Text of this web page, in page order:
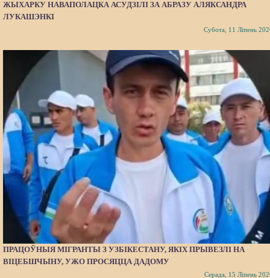
ЖЫХАРКУ НАВАПОЛАЦКА АСУДЗІЛІ ЗА АБРАЗУ АЛЯКСАНДРА
ЛУКАШЭНКІ
Субота, 11 Ліпень
ПРАЦОЎНЫЯ МІГРАНТЫ З УЗБІКЕСТАНУ, ЯКІХ ПРЫВЕЗЛІ НА
ВІЦЕБШЧЫНУ, УЖО ПРОСЯЦЦА ДАДОМУ
Серада, 15 Ліпень